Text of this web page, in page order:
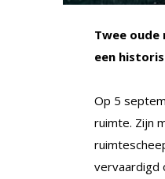
Twee
een
Op 5
ruimte. Zijn
vervaardigd